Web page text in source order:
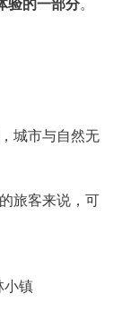
验的一部分。
城市与自然无
旅客来说，可
小镇